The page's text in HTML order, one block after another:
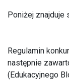
Poniżej znajduje
Regulamin
następnie
(Edukacyjnego